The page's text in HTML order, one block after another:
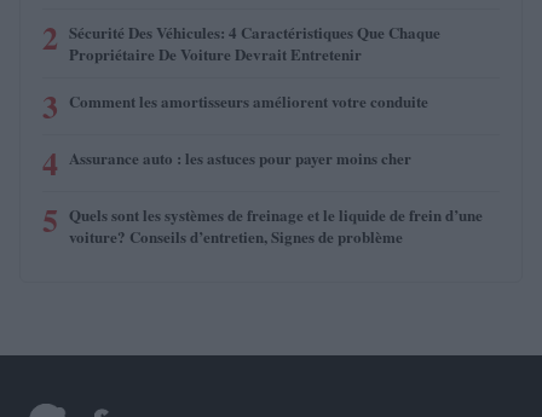
2 Sécurité Des Véhicules: 4 Caractéristiques Que Chaque
Propriétaire De Voiture Devrait Entretenir
3 Comment les amortisseurs améliorent votre conduite
4 Assurance auto : les astuces pour payer moins cher
5 Quels sont les systèmes de freinage et le liquide de frein d’une
voiture? Conseils d’entretien, Signes de problème